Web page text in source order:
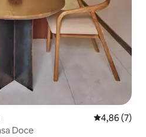
Évaluation
4,86 (7)
Doce